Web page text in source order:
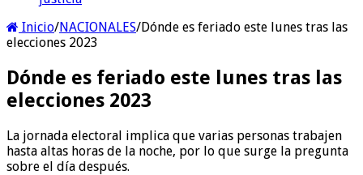
Inicio/NACIONALES/Dónde es feriado este lunes tras las
elecciones 2023
Dónde es feriado este lunes tras las
elecciones 2023
La jornada electoral implica que varias personas trabajen
hasta altas horas de la noche, por lo que surge la pregunta
sobre el día después.